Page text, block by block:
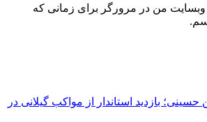
وبسایت من در مرورگر برای زمانی که
حسینی؛ بازدید استاندار از مواکب گیلانی در